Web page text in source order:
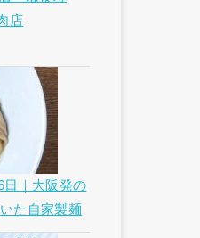
店
日｜大阪発の
た自家製麺